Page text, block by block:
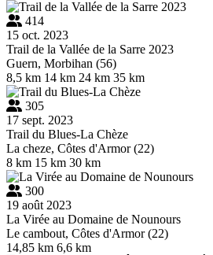
414
15 oct. 2023
Trail de la Vallée de la Sarre 2023
Guern, Morbihan (56)
8,5 km 14 km 24 km 35 km
305
17 sept. 2023
Trail du Blues-La Chèze
La cheze, Côtes d'Armor (22)
8 km 15 km 30 km
300
19 août 2023
La Virée au Domaine de Nounours
Le cambout, Côtes d'Armor (22)
14,85 km 6,6 km